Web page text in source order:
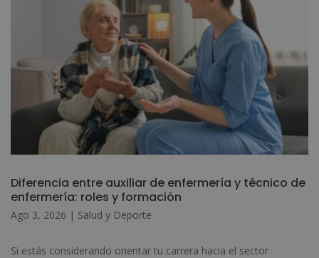
Diferencia entre auxiliar de enfermería y técnico de
enfermería: roles y formación
Ago 3, 2026 | Salud y Deporte
Si estás considerando orientar tu carrera hacia el sector